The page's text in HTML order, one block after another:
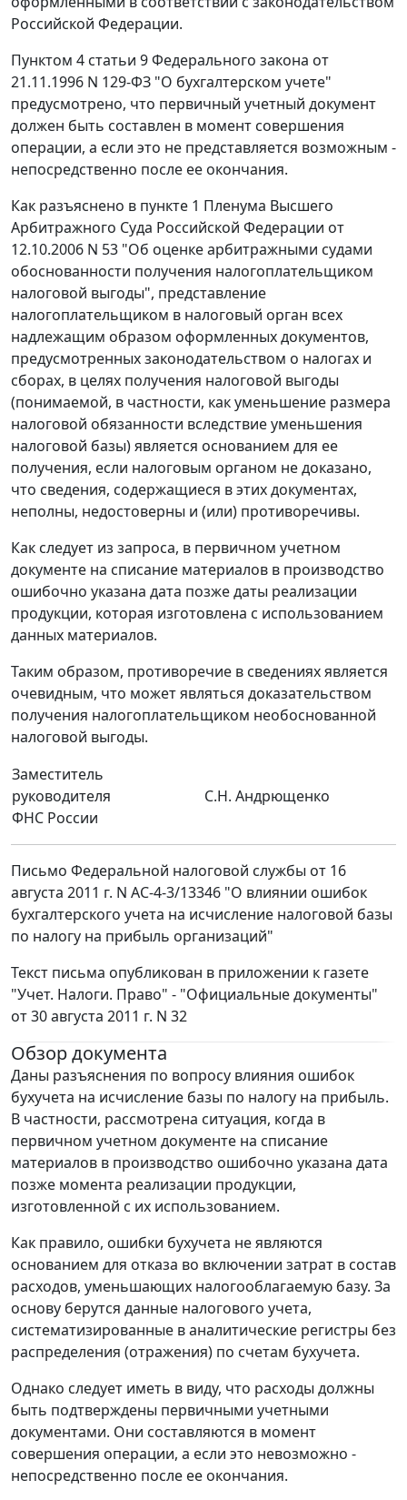
Российской Федерации.
Пунктом 4 статьи 9 Федерального закона от
21.11.1996 N 129-ФЗ "О бухгалтерском учете"
предусмотрено, что первичный учетный документ
должен быть составлен в момент совершения
операции, а если это не представляется возможным -
непосредственно после ее окончания.
Как разъяснено в пункте 1 Пленума Высшего
Арбитражного Суда Российской Федерации от
12.10.2006 N 53 "Об оценке арбитражными судами
обоснованности получения налогоплательщиком
налоговой выгоды", представление
налогоплательщиком в налоговый орган всех
надлежащим образом оформленных документов,
предусмотренных законодательством о налогах и
сборах, в целях получения налоговой выгоды
(понимаемой, в частности, как уменьшение размера
налоговой обязанности вследствие уменьшения
налоговой базы) является основанием для ее
получения, если налоговым органом не доказано,
что сведения, содержащиеся в этих документах,
неполны, недостоверны и (или) противоречивы.
Как следует из запроса, в первичном учетном
документе на списание материалов в производство
ошибочно указана дата позже даты реализации
продукции, которая изготовлена с использованием
данных материалов.
Таким образом, противоречие в сведениях является
очевидным, что может являться доказательством
получения налогоплательщиком необоснованной
налоговой выгоды.
Заместитель
руководителя
ФНС России
С.Н. Андрющенко
Письмо Федеральной налоговой службы от 16
августа 2011 г. N АС-4-3/13346 "О влиянии ошибок
бухгалтерского учета на исчисление налоговой базы
по налогу на прибыль организаций"
Текст письма опубликован в приложении к газете
"Учет. Налоги. Право" - "Официальные документы"
от 30 августа 2011 г. N 32
Обзор документа
Даны разъяснения по вопросу влияния ошибок
бухучета на исчисление базы по налогу на прибыль.
В частности, рассмотрена ситуация, когда в
первичном учетном документе на списание
материалов в производство ошибочно указана дата
позже момента реализации продукции,
изготовленной с их использованием.
Как правило, ошибки бухучета не являются
основанием для отказа во включении затрат в состав
расходов, уменьшающих налогооблагаемую базу. За
основу берутся данные налогового учета,
систематизированные в аналитические регистры без
распределения (отражения) по счетам бухучета.
Однако следует иметь в виду, что расходы должны
быть подтверждены первичными учетными
документами. Они составляются в момент
совершения операции, а если это невозможно -
непосредственно после ее окончания.